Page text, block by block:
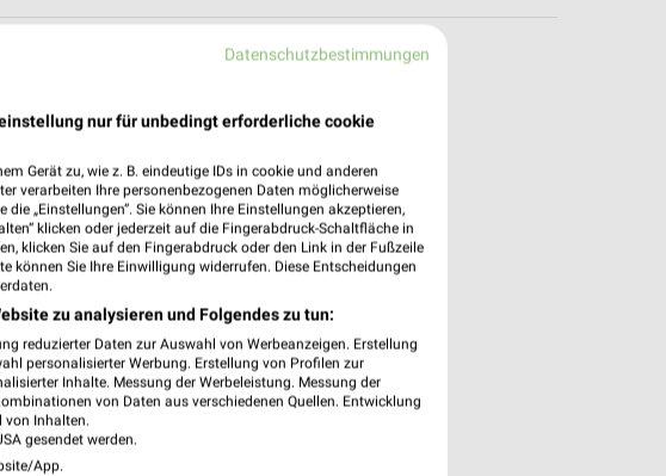
& Angebote App
Fischer Filialen & Öffnungszeiten in unserer App.
Angebote
Lieblingshändler
bei neuen Prospekten
- Einkauf stressfrei planen
App jetzt laden oder QR-Code scannen.
Datenschutzbestimmungen
nur für unbedingt erforderliche cookie
Gerät zu, wie z. B. eindeutige IDs in cookie und anderen
verarbeiten Ihre personenbezogenen Daten möglicherweise
„Einstellungen“. Sie können Ihre Einstellungen akzeptieren,
klicken oder jederzeit auf die Fingerabdruck-Schaltfläche in
klicken Sie auf den Fingerabdruck oder den Link in der Fußzeile
können Sie Ihre Einwilligung widerrufen. Diese Entscheidungen
zu analysieren und Folgendes zu tun:
reduzierter Daten zur Auswahl von Werbeanzeigen. Erstellung
personalisierter Werbung. Erstellung von Profilen zur
Inhalte. Messung der Werbeleistung. Messung der
von Daten aus verschiedenen Quellen. Entwicklung
von Inhalten.
gesendet werden.
App.